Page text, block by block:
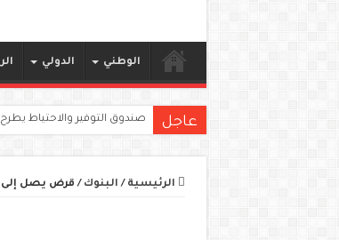
الوطني الدولي
عاجل صندوق التوفير والاحتياط يطرح 2490 سكناً ومحلاً تجارياً للبيع في 11 ولاية
الرئيسية / البنوك / قرض يصل إلى 300 مليون سنتيم لتمويل السكن وتحسينه في الجزائر